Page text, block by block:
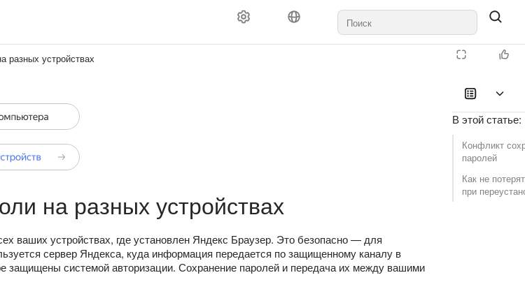
В этой статье:
Конфликт
паролей
Как не
при
разных устройствах
на разных устройствах
ваших устройствах, где установлен Яндекс Браузер. Это безопасно — для
сервер Яндекса, куда информация передается по защищенному каналу в
защищены системой авторизации. Сохранение паролей и передача их между вашими